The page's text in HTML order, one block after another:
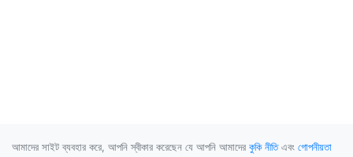
আমাদের সাইট ব্যবহার করে, আপনি স্বীকার করেছেন যে আপনি আমাদের কুকি নীতিএবং গোপনীয়তা